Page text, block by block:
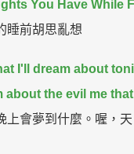
You Have While
睡前胡思亂想
I'll dream about
about the evil me
上會夢到什麼。喔，